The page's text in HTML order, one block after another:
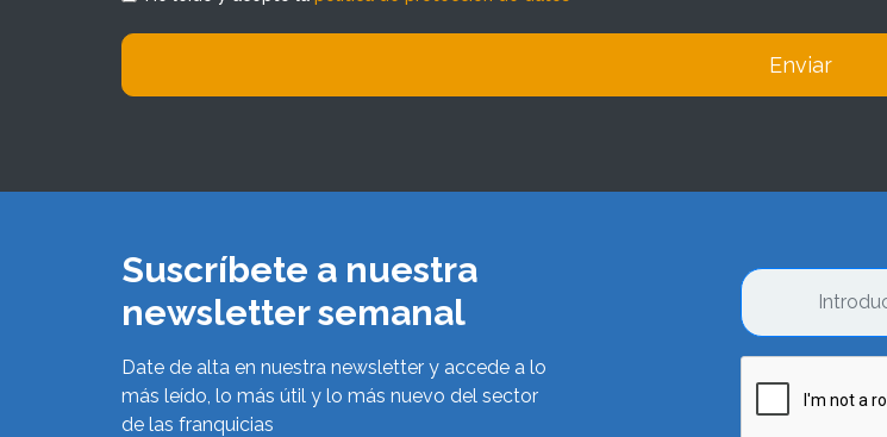
Enviar
Suscríbete a nuestra
newsletter semanal
Date de alta en nuestra newsletter y accede a lo
más leído, lo más útil y lo más nuevo del sector
de las franquicias